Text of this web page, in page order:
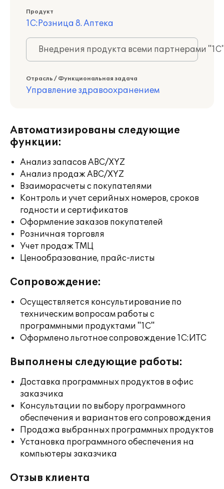
Продукт
1С:Розница 8. Аптека
Внедрения продукта всеми партнерами
Отрасль / Функциональная задача
Управление здравоохранением
Автоматизированы следующие
функции:
Анализ запасов ABC/XYZ
Анализ продаж ABC/XYZ
Взаиморасчеты с покупателями
Контроль и учет серийных номеров, сроков
годности и сертификатов
Оформление заказов покупателей
Розничная торговля
Учет продаж ТМЦ
Ценообразование, прайс-листы
Сопровождение:
Осуществляется консультирование по
техническим вопросам работы с
программными продуктами "1С"
Оформлено льготное сопровождение 1С:ИТС
Выполнены следующие работы:
Доставка программных продуктов в офис
заказчика
Консультации по выбору программного
обеспечения и вариантов его сопровождения
Продажа выбранных программных продуктов
Установка программного обеспечения на
компьютеры заказчика
Отзыв клиента